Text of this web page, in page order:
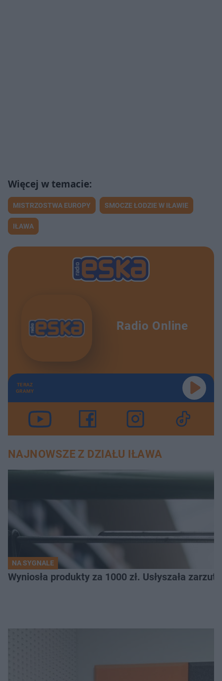
MISTRZOSTWA EUROPY SMOCZE ŁODZIE W IŁAWIE
IŁAWA
Radio Online
TERAZ
GRAMY
NAJNOWSZE Z DZIAŁU IŁAWA
NA SYGNALE
Wyniosła produkty za 1000 zł. Usłyszała zarzuty